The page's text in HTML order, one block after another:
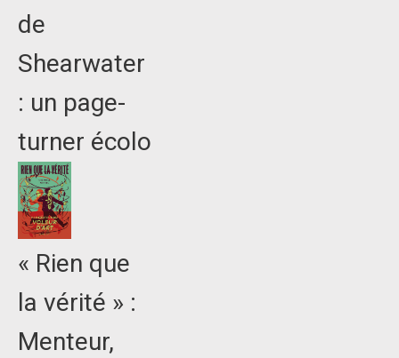
de
Shearwater
: un page-
turner écolo
« Rien que
la vérité » :
Menteur,